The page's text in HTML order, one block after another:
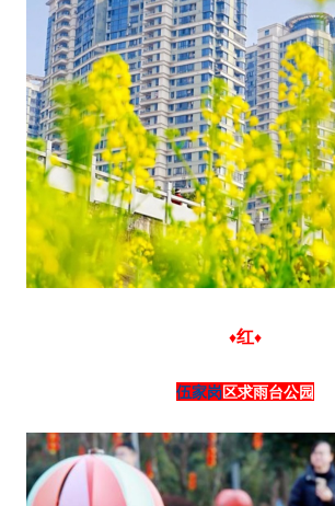
♦红♦
伍家岗区求雨台公园